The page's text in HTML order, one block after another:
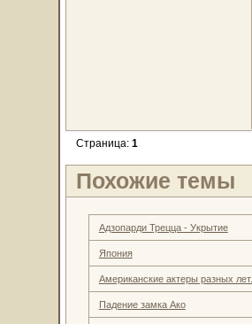
Страница: 1
Похожие темы
Адзопарди Трецца - Укрытие
Япония
Американские актеры разных лет.
Падение замка Ако